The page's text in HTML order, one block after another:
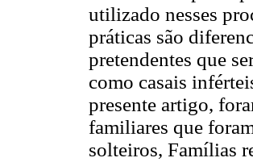
utilizado nesses
práticas são
pretendentes que
como casais
presente artigo,
familiares que
solteiros, Famílias